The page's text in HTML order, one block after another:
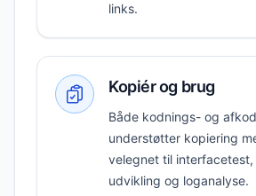
links.
Kopiér og brug
Både kodnings- og
understøtter kopiering
velegnet til
udvikling og loganalyse.